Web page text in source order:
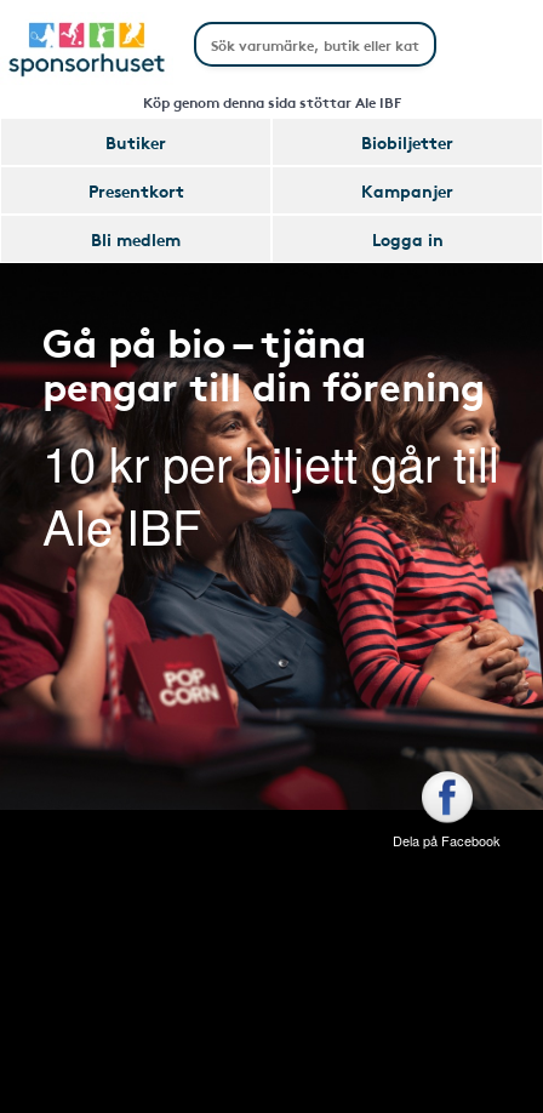
Köp genom denna sida stöttar Ale IBF
Butiker
Biobiljetter
Presentkort
Kampanjer
Bli medlem
Logga in
Gå på bio – tjäna
pengar till din förening
10 kr per biljett går till
Ale IBF
Dela på Facebook